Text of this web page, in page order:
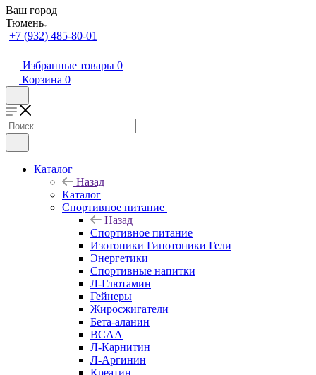
Ваш город
Тюмень
+7 (932) 485-80-01
Избранные товары 0
Корзина 0
Каталог
Назад
Каталог
Спортивное питание
Назад
Спортивное питание
Изотоники Гипотоники Гели
Энергетики
Спортивные напитки
Л-Глютамин
Гейнеры
Жиросжигатели
Бета-аланин
BCAA
Л-Карнитин
Л-Аргинин
Креатин